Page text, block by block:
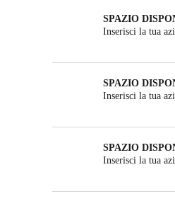
SPAZIO
Inserisci la tua
SPAZIO
Inserisci la tua
SPAZIO
Inserisci la tua